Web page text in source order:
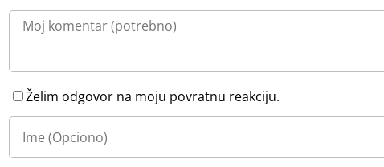
Želim odgovor na moju povratnu reakciju.